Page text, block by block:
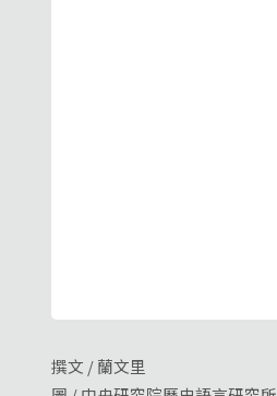
撰文 / 蘭文里